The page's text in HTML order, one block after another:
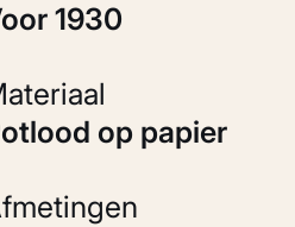
voor 1930
Materiaal
Potlood op papier
Afmetingen